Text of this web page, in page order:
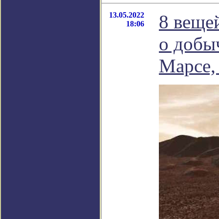
13.05.2022
18:06
8
о
Марсе,